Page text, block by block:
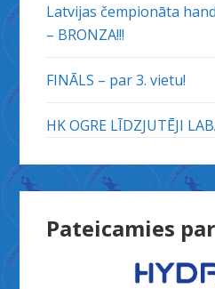
Latvijas čempionāta
– BRONZA!!!
FINĀLS – par 3. vietu!
HK OGRE LĪDZJUTĒJI
Pateicamies